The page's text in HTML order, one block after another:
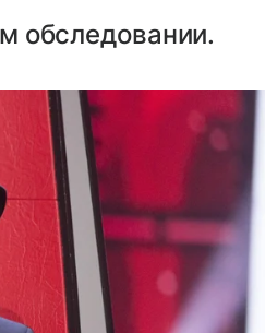
обследовании.